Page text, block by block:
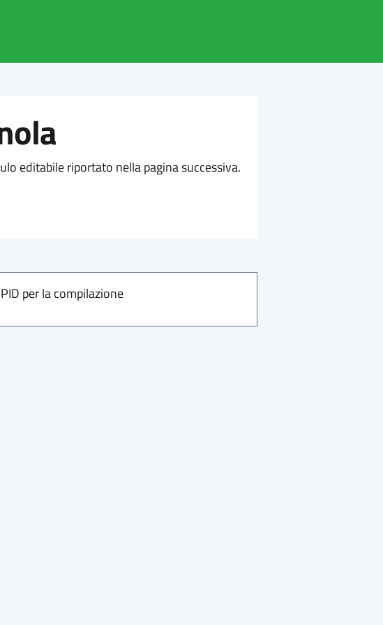
editabile riportato nella pagina successiva.
per la compilazione